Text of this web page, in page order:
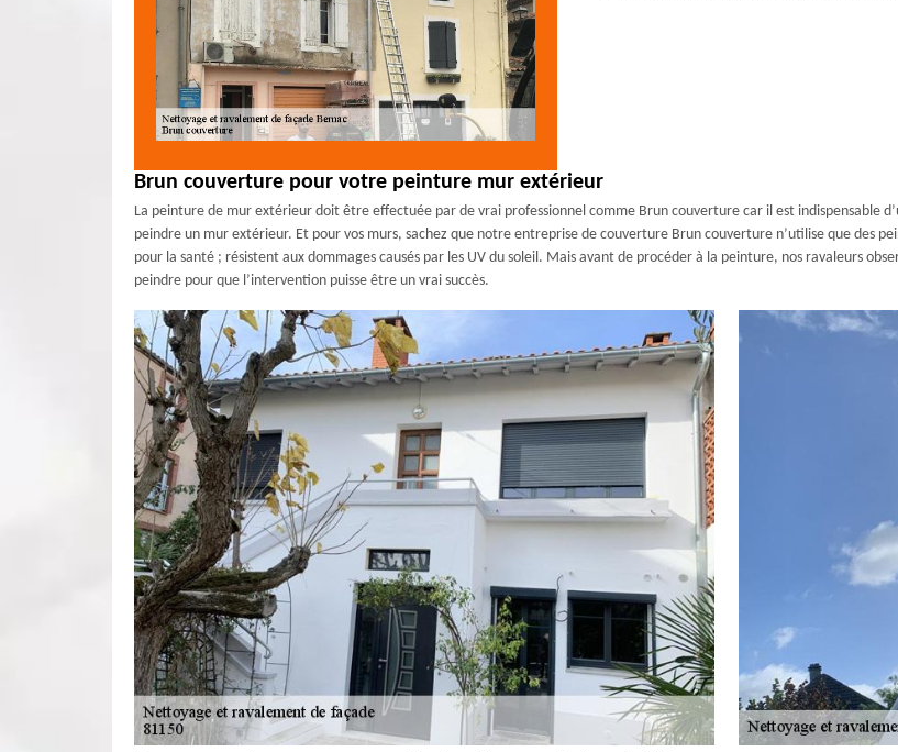
Brun couverture pour votre peinture mur extérieur
La peinture de mur extérieur doit être effectuée par de vrai professionnel comme Brun couverture car il est indispensable
peindre un mur extérieur. Et pour vos murs, sachez que notre entreprise de couverture Brun couverture n’utilise que des
pour la santé ; résistent aux dommages causés par les UV du soleil. Mais avant de procéder à la peinture, nos ravaleurs
peindre pour que l’intervention puisse être un vrai succès.